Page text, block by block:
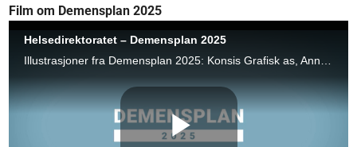
Film om Demensplan 2025